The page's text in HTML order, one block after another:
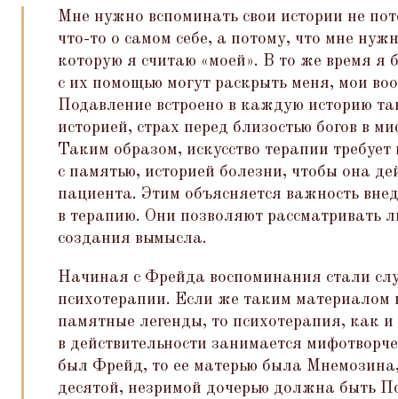
Мне нужно вспоминать свои истории не
что-то о самом себе, а потому, что мне
которую я считаю «моей». В то же время я
с их помощью могут раскрыть меня, мои
Подавление встроено в каждую историю
историей, страх перед близостью богов в
Таким образом, искусство терапии
с памятью, историей болезни, чтобы она
пациента. Этим объясняется важность
в терапию. Они позволяют рассматривать
создания вымысла.
Начиная с Фрейда воспоминания стали
психотерапии. Если же таким материалом
памятные легенды, то психотерапия, как и
в действительности занимается
был Фрейд, то ее матерью была
десятой, незримой дочерью должна быть